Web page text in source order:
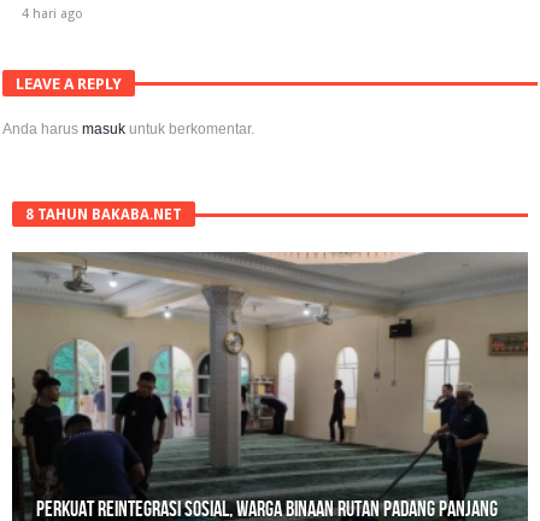
4 hari ago
LEAVE A REPLY
Anda harusmasuk untuk berkomentar.
8 TAHUN BAKABA.NET